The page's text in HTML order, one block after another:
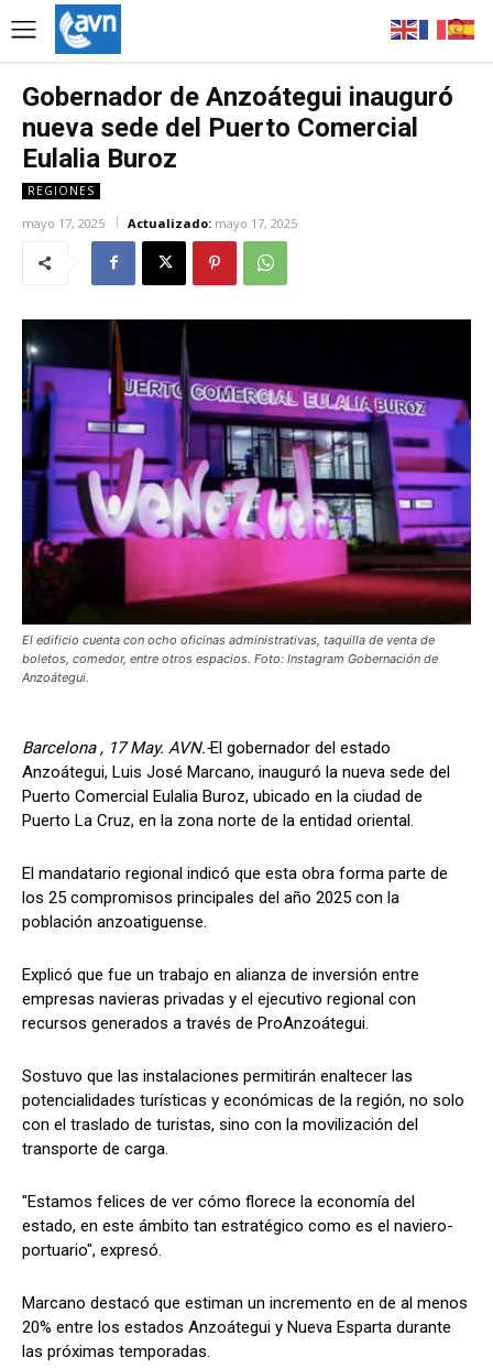
Gobernador de Anzoátegui inauguró
nueva sede del Puerto Comercial
Eulalia Buroz
REGIONES
mayo 17, 2025 Actualizado: mayo 17, 2025
El edificio cuenta con ocho oficinas administrativas, taquilla de venta de
boletos, comedor, entre otros espacios. Foto: Instagram Gobernación de
Anzoátegui.
Barcelona , 17 May. AVN.-El gobernador del estado
Anzoátegui, Luis José Marcano, inauguró la nueva sede del
Puerto Comercial Eulalia Buroz, ubicado en la ciudad de
Puerto La Cruz, en la zona norte de la entidad oriental.
El mandatario regional indicó que esta obra forma parte de
los 25 compromisos principales del año 2025 con la
población anzoatiguense.
Explicó que fue un trabajo en alianza de inversión entre
empresas navieras privadas y el ejecutivo regional con
recursos generados a través de ProAnzoátegui.
Sostuvo que las instalaciones permitirán enaltecer las
potencialidades turísticas y económicas de la región, no solo
con el traslado de turistas, sino con la movilización del
transporte de carga.
"Estamos felices de ver cómo florece la economía del
estado, en este ámbito tan estratégico como es el naviero-
portuario", expresó.
Marcano destacó que estiman un incremento en de al menos
20% entre los estados Anzoátegui y Nueva Esparta durante
las próximas temporadas.